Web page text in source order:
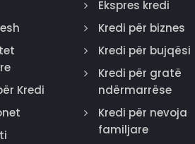
Kredi
Ekspres kredi
Kredi për biznes
Kredi për bujqësi
Kredi për gratë
ndërmarrëse
Kredi për nevoja
familjare